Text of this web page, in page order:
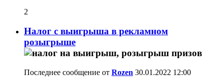
2
Налог с выигрыша в рекламном
розыгрыше
Последнее сообщение от Rozen 30.01.2022 12:00